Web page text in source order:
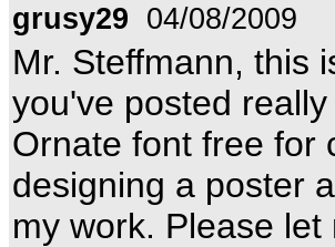
grusy29 04/08/2009
Mr. Steffmann, this
you've posted
Ornate font free for
designing a poster
my work. Please let